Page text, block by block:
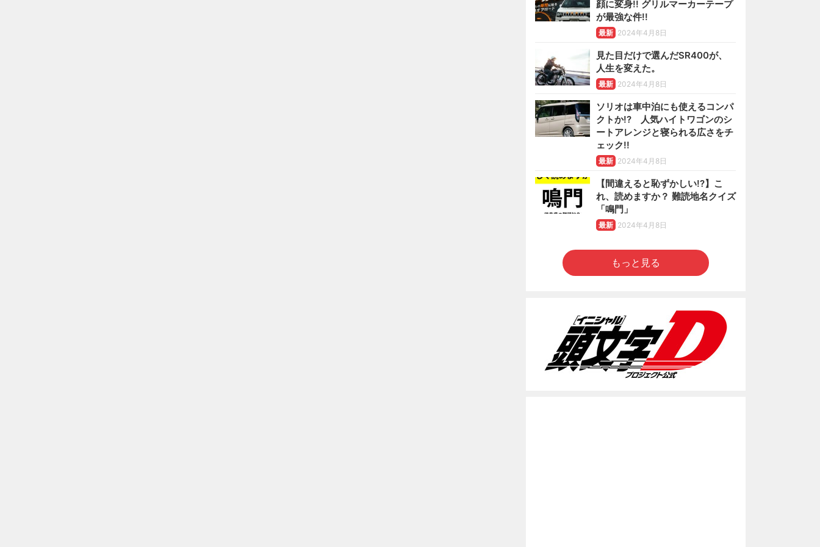
顔に変身!! グリルマーカーテープ
が最強な件!!
最新 2024年4月8日
見た目だけで選んだSR400が、
人生を変えた。
最新 2024年4月8日
ソリオは車中泊にも使えるコンパ
クトか!? 人気ハイトワゴンのシ
ートアレンジと寝られる広さをチ
ェック!!
最新 2024年4月8日
【間違えると恥ずかしい!?】こ
れ、読めますか？ 難読地名クイズ
「鳴門」
最新 2024年4月8日
もっと見る